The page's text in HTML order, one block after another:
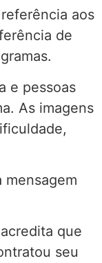
aos
de
e pessoas
As imagens
mensagem
que
seu